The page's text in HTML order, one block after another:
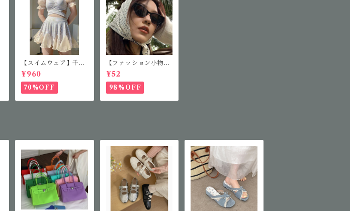
【スイムウェア】千鳥
柄セパレート水着
¥960
70%OFF
【ファッション小物】
ファッションサングラ
ス
¥52
98%OFF